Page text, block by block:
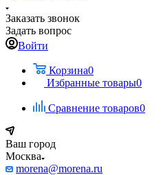
Заказать звонок
Задать вопрос
Войти
Корзина0
Избранные товары0
Сравнение товаров0
Ваш город
Москва
morena@morena.ru